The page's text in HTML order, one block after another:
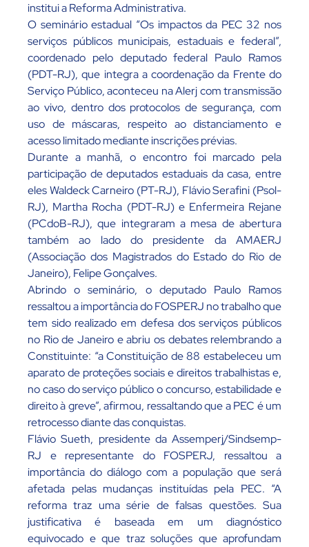
institui a Reforma Administrativa.
O seminário estadual “Os impactos da PEC 32 nos
serviços públicos municipais, estaduais e federal”,
coordenado pelo deputado federal Paulo Ramos
(PDT-RJ), que integra a coordenação da Frente do
Serviço Público, aconteceu na Alerj com transmissão
ao vivo, dentro dos protocolos de segurança, com
uso de máscaras, respeito ao distanciamento e
acesso limitado mediante inscrições prévias.
Durante a manhã, o encontro foi marcado pela
participação de deputados estaduais da casa, entre
eles Waldeck Carneiro (PT-RJ), Flávio Serafini (Psol-
RJ), Martha Rocha (PDT-RJ) e Enfermeira Rejane
(PCdoB-RJ), que integraram a mesa de abertura
também ao lado do presidente da AMAERJ
(Associação dos Magistrados do Estado do Rio de
Janeiro), Felipe Gonçalves.
Abrindo o seminário, o deputado Paulo Ramos
ressaltou a importância do FOSPERJ no trabalho que
tem sido realizado em defesa dos serviços públicos
no Rio de Janeiro e abriu os debates relembrando a
Constituinte: “a Constituição de 88 estabeleceu um
aparato de proteções sociais e direitos trabalhistas e,
no caso do serviço público o concurso, estabilidade e
direito à greve”, afirmou, ressaltando que a PEC é um
retrocesso diante das conquistas.
Flávio Sueth, presidente da Assemperj/Sindsemp-
RJ e representante do FOSPERJ, ressaltou a
importância do diálogo com a população que será
afetada pelas mudanças instituídas pela PEC. “A
reforma traz uma série de falsas questões. Sua
justificativa é baseada em um diagnóstico
equivocado e que traz soluções que aprofundam